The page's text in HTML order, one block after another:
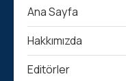
Ana Sayfa
Hakkımızda
Editörler